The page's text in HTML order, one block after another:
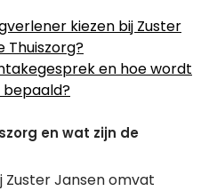
kiezen bij Zuster
Thuiszorg?
en hoe wordt
en wat zijn de
Zuster Jansen omvat